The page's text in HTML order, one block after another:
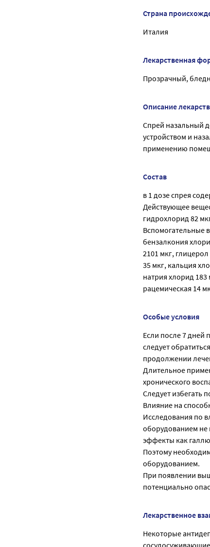
Страна
Италия
Лекарственная
Прозрачный,
Описание
Спрей назальный
устройством и
применению
Состав
в 1 дозе спрея
Действующее
гидрохлорид 82
Вспомогательные
бензалкония
2101 мкг,
35 мкг, кальция
натрия хлорид
рацемическая 14
Особые условия
Если после 7 дней
следует
продолжении
Длительное
хронического
Следует избегать
Влияние на
Исследования по
оборудованием
эффекты как
Поэтому
оборудованием.
При появлении
потенциально
Лекарственное
Некоторые